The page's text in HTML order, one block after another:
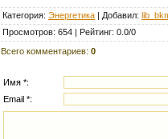
Категория: Энергетика | Добавил:
Просмотров: 654 | Рейтинг: 0.0/0
Всего комментариев: 0
Имя *:
Email *: